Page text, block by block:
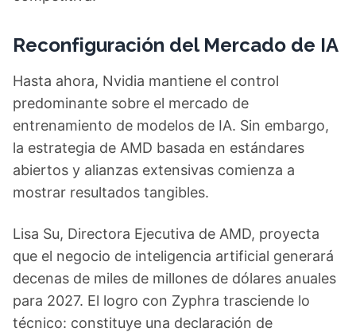
Reconfiguración del Mercado de IA
Hasta ahora, Nvidia mantiene el control
predominante sobre el mercado de
entrenamiento de modelos de IA. Sin embargo,
la estrategia de AMD basada en estándares
abiertos y alianzas extensivas comienza a
mostrar resultados tangibles.
Lisa Su, Directora Ejecutiva de AMD, proyecta
que el negocio de inteligencia artificial generará
decenas de miles de millones de dólares anuales
para 2027. El logro con Zyphra trasciende lo
técnico: constituye una declaración de